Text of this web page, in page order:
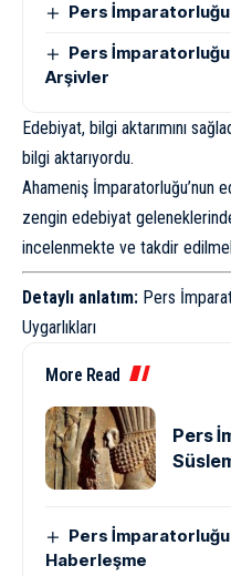
Pers
Pers
Arşivler
Edebiyat, bilgi aktarımını
bilgi aktarıyordu.
Ahameniş İmparatorluğu’nun
zengin edebiyat
incelenmekte ve takdir
Detaylı anlatım: Pers
Uygarlıkları
More Read
Pers
Pers
Haberleşme